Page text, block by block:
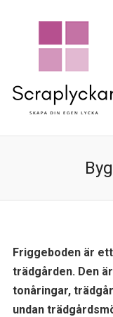
Friggeboden är
trädgården. Den
tonåringar,
undan